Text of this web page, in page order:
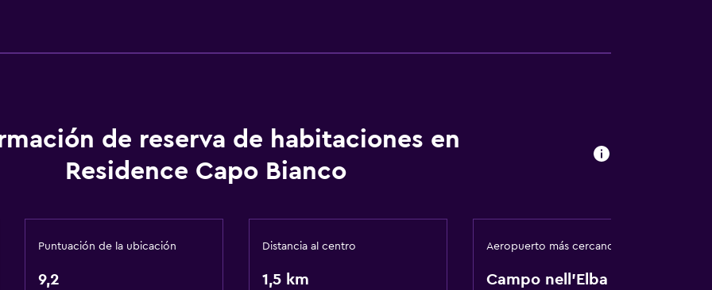
Acondicionador
Actividades
de reserva de habitaciones en
Residence Capo Bianco
Puntuación de la ubicación
9,2
Distancia al centro
1,5 km
Aeropuerto más cercano
Campo nell'Elba